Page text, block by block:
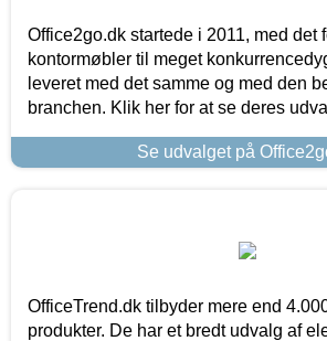
Office2go.dk startede i 2011, med det
kontormøbler til meget
leveret med det samme og med den
branchen. Klik her for at se deres
Se udvalget på
OfficeTrend.dk tilbyder mere end
produkter. De har et bredt udvalg af